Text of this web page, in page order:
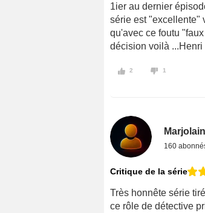
1ier au dernier
série est "excellente"
qu'avec ce foutu
décision voilà ...Henri
2 1
160
Critique de la série
Très honnête série
ce rôle de détective